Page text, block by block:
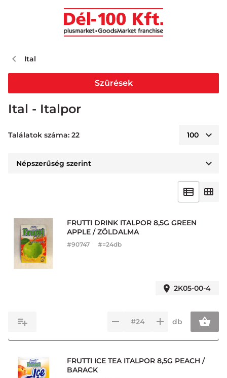
Ital
Ital - Italpor
Találatok száma: 22
FRUTTI DRINK ITALPOR 8,5G GREEN
APPLE / ZÖLDALMA
#90747 #=24db
2K05-00-4
db
FRUTTI ICE TEA ITALPOR 8,5G PEACH /
BARACK
Szûrések